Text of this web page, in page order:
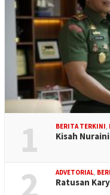
1 BERITA TERKINI,
Kisah
2 ADVETORIAL,
Ratusan